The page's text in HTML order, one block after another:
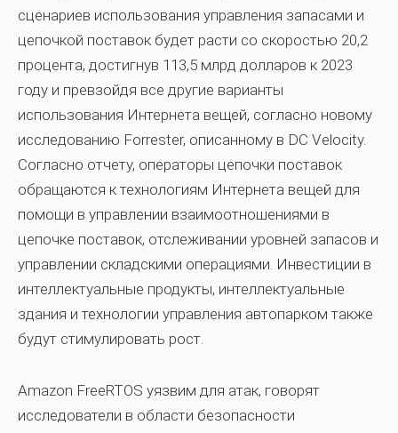
сценариев использования управления запасами и
цепочкой поставок будет расти со скоростью 20,2
процента, достигнув 113,5 млрд долларов к 2023
году и превзойдя все другие варианты
использования Интернета вещей, согласно новому
исследованию Forrester, описанному в DC Velocity.
Согласно отчету, операторы цепочки поставок
обращаются к технологиям Интернета вещей для
помощи в управлении взаимоотношениями в
цепочке поставок, отслеживании уровней запасов и
управлении складскими операциями. Инвестиции в
интеллектуальные продукты, интеллектуальные
здания и технологии управления автопарком также
будут стимулировать рост.
Amazon FreeRTOS уязвим для атак, говорят
исследователи в области безопасности